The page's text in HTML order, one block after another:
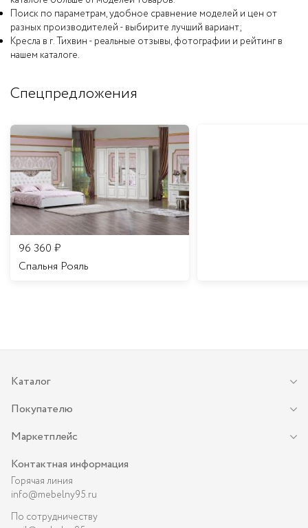
Поиск по параметрам, удобное сравнение моделей и цен от
разных производителей - выбирите лучший вариант;
Кресла в г. Тихвин - реальные отзывы, фотографии и рейтинг в
нашем каталоге.
Спецпредложения
96 360 ₽
Спальня Рояль
Каталог
Покупателю
Маркетплейс
Контактная информация
Горячая линия
info@mebelny95.ru
По сотрудничеству